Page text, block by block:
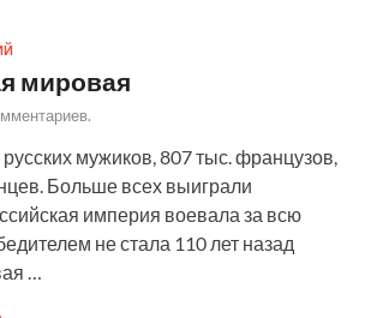
мировая
мужиков, 807 тыс. французов,
Больше всех выиграли
империя воевала за всю
не стала 110 лет назад
…